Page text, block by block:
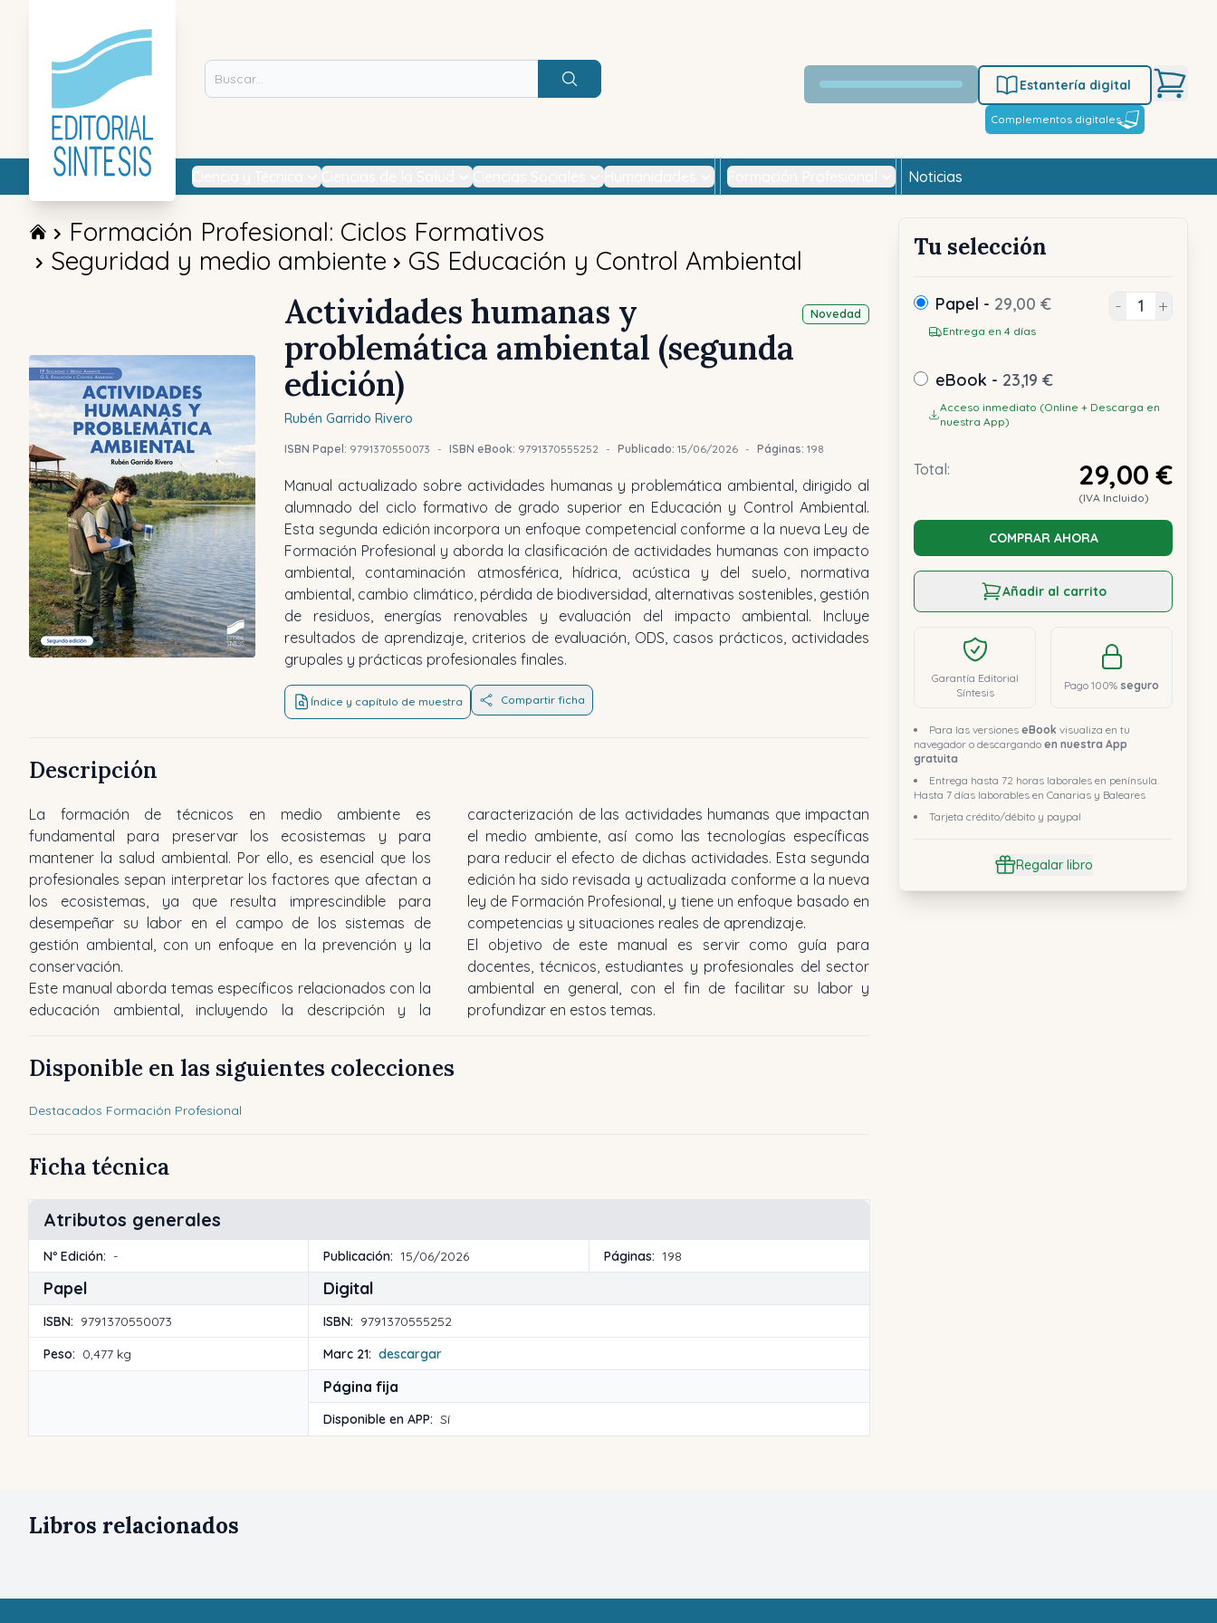
Buscar
Estantería digital
Complementos digitales
Noticias
Formación Profesional: Ciclos Formativos
Seguridad y medio ambiente
GS Educación y Control Ambiental
Novedad
Actividades humanas y
problemática ambiental (segunda
edición)
Rubén Garrido Rivero
ISBN Papel: 9791370550073 - ISBN eBook: 9791370555252 - Publicado: 15/06/2026 - Páginas: 198
Manual actualizado sobre actividades humanas y problemática ambiental, dirigido al
alumnado del ciclo formativo de grado superior en Educación y Control Ambiental.
Esta segunda edición incorpora un enfoque competencial conforme a la nueva Ley de
Formación Profesional y aborda la clasificación de actividades humanas con impacto
ambiental, contaminación atmosférica, hídrica, acústica y del suelo, normativa
ambiental, cambio climático, pérdida de biodiversidad, alternativas sostenibles, gestión
de residuos, energías renovables y evaluación del impacto ambiental. Incluye
resultados de aprendizaje, criterios de evaluación, ODS, casos prácticos, actividades
grupales y prácticas profesionales finales.
Índice y capítulo de muestra Compartir ficha
Tu selección
Papel - 29,00 €
Entrega en 4 días
- +
eBook - 23,19 €
Acceso inmediato (Online + Descarga en
nuestra App)
Total: 29,00 €
(IVA Incluido)
COMPRAR AHORA
Añadir al carrito
Garantía Editorial
Síntesis
Pago 100% seguro
Para las versiones eBook visualiza en tu
navegador o descargando en nuestra App
gratuita
Entrega hasta 72 horas laborales en península.
Hasta 7 días laborables en Canarias y Baleares
Tarjeta crédito/débito y paypal
Regalar libro
Descripción
La formación de técnicos en medio ambiente es
fundamental para preservar los ecosistemas y para
mantener la salud ambiental. Por ello, es esencial que los
profesionales sepan interpretar los factores que afectan a
los ecosistemas, ya que resulta imprescindible para
desempeñar su labor en el campo de los sistemas de
gestión ambiental, con un enfoque en la prevención y la
conservación.
Este manual aborda temas específicos relacionados con la
educación ambiental, incluyendo la descripción y la
caracterización de las actividades humanas que impactan
el medio ambiente, así como las tecnologías específicas
para reducir el efecto de dichas actividades. Esta segunda
edición ha sido revisada y actualizada conforme a la nueva
ley de Formación Profesional, y tiene un enfoque basado en
competencias y situaciones reales de aprendizaje.
El objetivo de este manual es servir como guía para
docentes, técnicos, estudiantes y profesionales del sector
ambiental en general, con el fin de facilitar su labor y
profundizar en estos temas.
Disponible en las siguientes colecciones
Destacados Formación Profesional
Ficha técnica
Atributos generales
Nº Edición: - Publicación: 15/06/2026 Páginas: 198
Papel
ISBN: 9791370550073
Peso: 0,477 kg
Digital
ISBN: 9791370555252
Marc 21: descargar
Página fija
Disponible en APP: Sí
Libros relacionados